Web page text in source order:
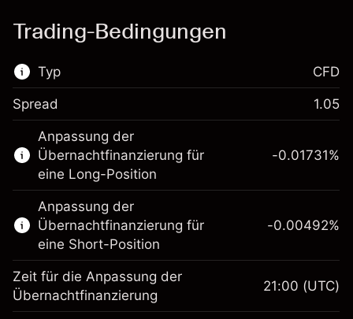
Trading-Bedingungen
Typ
Dieser Finanzmarkt steht für das CFD-
Trading zur Verfügung.
Erfahren Sie mehr über:
CFDs
CFD
Spread 1.05
Anpassung der
Übernachtfinanzierung für
eine Long-Position
Margin. Ihre Investition
€1,000.00
-0.01731%
Anpassung der
Übernachtfinanzierung für
eine Short-Position
-0.00492%
Zeit für die Anpassung der
Übernachtfinanzierung
21:00 (UTC)